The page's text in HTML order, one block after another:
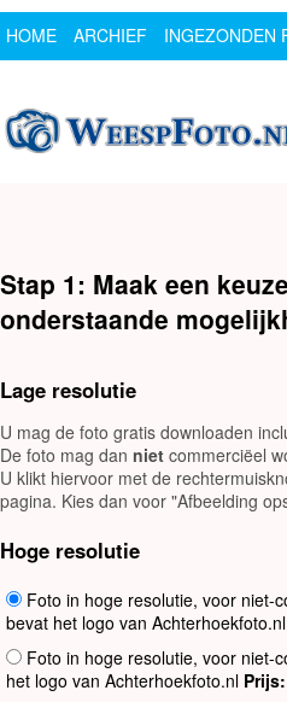
HOME ARCHIEF INGEZONDEN
Stap 1: Maak een
onderstaande
Lage resolutie
U mag de foto gratis downloaden
De foto mag dan niet commerciëel
U klikt hiervoor met de
pagina. Kies dan voor "Afbeelding
Hoge resolutie
Foto in hoge resolutie, voor niet-
bevat het logo van Achterhoekfoto.nl
Foto in hoge resolutie, voor niet-
het logo van Achterhoekfoto.nl